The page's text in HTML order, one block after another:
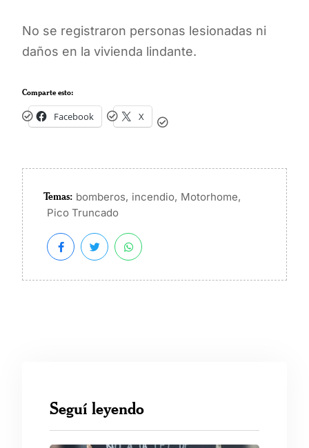
No se registraron personas lesionadas ni
daños en la vivienda lindante.
Comparte esto:
Facebook X
Temas: bomberos, incendio, Motorhome,
Pico Truncado
Seguí leyendo